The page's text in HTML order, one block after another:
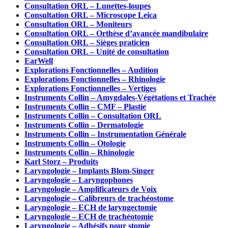
Consultation ORL – Lunettes-loupes
Consultation ORL – Microscope Leica
Consultation ORL – Moniteurs
Consultation ORL – Orthèse d’avancée mandibulaire
Consultation ORL – Sièges praticien
Consultation ORL – Unité de consultation
EarWell
Explorations Fonctionnelles – Audition
Explorations Fonctionnelles – Rhinologie
Explorations Fonctionnelles – Vertiges
Instruments Collin – Amygdales-Végétations et Trachée
Instruments Collin – CMF – Plastie
Instruments Collin – Consultation ORL
Instruments Collin – Dermatologie
Instruments Collin – Instrumentation Générale
Instruments Collin – Otologie
Instruments Collin – Rhinologie
Karl Storz – Produits
Laryngologie – Implants Blom-Singer
Laryngologie – Laryngophones
Laryngologie – Amplificateurs de Voix
Laryngologie – Calibreurs de trachéostome
Laryngologie – ECH de laryngectomie
Laryngologie – ECH de trachéotomie
Laryngologie – Adhésifs pour stomie